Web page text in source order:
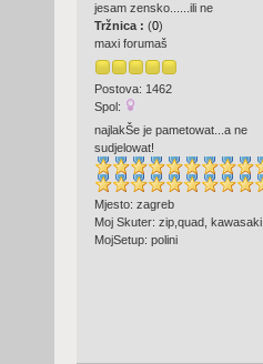
jesam zensko......ili ne
Tržnica : (0)
maxi forumaš
Postova: 1462
Spol:
najlakŠe je pametowat...a ne
sudjelowat!
Mjesto: zagreb
Moj Skuter: zip,quad, kawasaki
MojSetup: polini